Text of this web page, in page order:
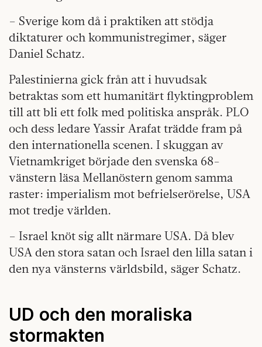
– Sverige kom då i praktiken att stödja
diktaturer och kommunistregimer, säger
Daniel Schatz.
Palestinierna gick från att i huvudsak
betraktas som ett humanitärt flyktingproblem
till att bli ett folk med politiska anspråk. PLO
och dess ledare Yassir Arafat trädde fram på
den internationella scenen. I skuggan av
Vietnamkriget började den svenska 68-
vänstern läsa Mellanöstern genom samma
raster: imperialism mot befrielserörelse, USA
mot tredje världen.
– Israel knöt sig allt närmare USA. Då blev
USA den stora satan och Israel den lilla satan i
den nya vänsterns världsbild, säger Schatz.
UD och den moraliska
stormakten